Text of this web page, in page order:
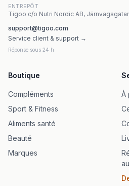
ENTREPÔT
Tigoo c/o Nutri Nordic AB,
support@tigoo.com
Service client & support →
Réponse sous 24 h
Boutique
Compléments
Sport & Fitness
Aliments santé
Beauté
Marques
À